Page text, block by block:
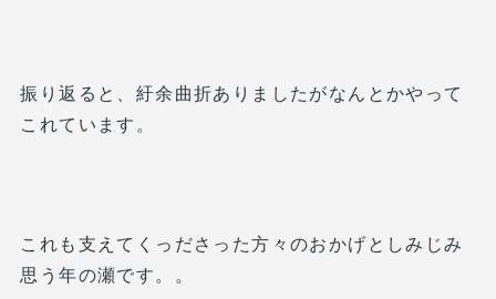
振り返ると、紆余曲折ありましたがなんとかやって
これています。
これも支えてくっださった方々のおかげとしみじみ
思う年の瀬です。。